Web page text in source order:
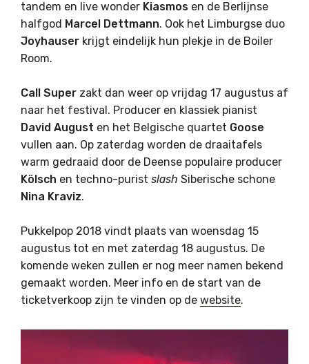
tandem en live wonder Kiasmos en de Berlijnse
halfgod Marcel Dettmann. Ook het Limburgse duo
Joyhauser krijgt eindelijk hun plekje in de Boiler
Room.
Call Super zakt dan weer op vrijdag 17 augustus af
naar het festival. Producer en klassiek pianist
David August en het Belgische quartet Goose
vullen aan. Op zaterdag worden de draaitafels
warm gedraaid door de Deense populaire producer
Kölsch en techno-purist slash Siberische schone
Nina Kraviz.
Pukkelpop 2018 vindt plaats van woensdag 15
augustus tot en met zaterdag 18 augustus. De
komende weken zullen er nog meer namen bekend
gemaakt worden. Meer info en de start van de
ticketverkoop zijn te vinden op de website.